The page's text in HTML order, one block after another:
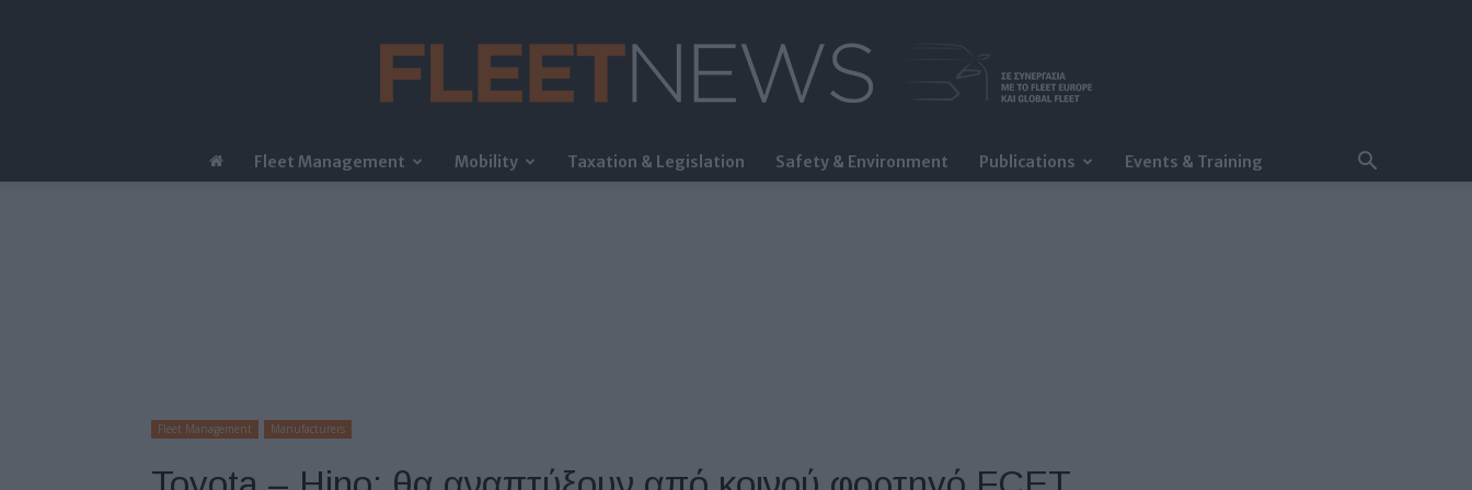
FleetNews
Fleet Management Mobility Taxation & Legislation Safety & Environment Publications Events & Training
Fleet Management Manufacturers